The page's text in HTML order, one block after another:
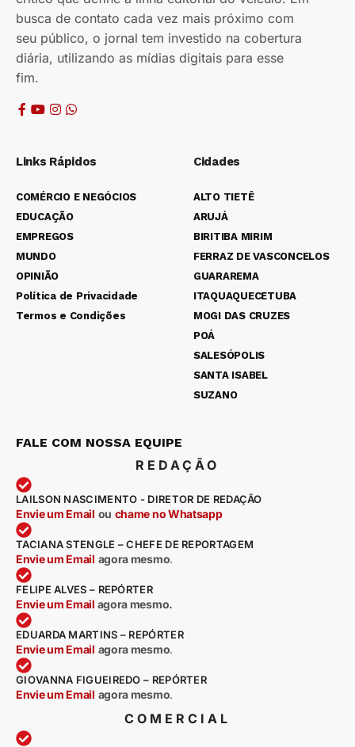
busca de contato cada vez mais próximo com
seu público, o jornal tem investido na cobertura
diária, utilizando as mídias digitais para esse
fim.
Links Rápidos
COMÉRCIO E NEGÓCIOS
EDUCAÇÃO
EMPREGOS
MUNDO
OPINIÃO
Política de Privacidade
Termos e Condições
Cidades
ALTO TIETÊ
ARUJÁ
BIRITIBA MIRIM
FERRAZ DE VASCONCELOS
GUARAREMA
ITAQUAQUECETUBA
MOGI DAS CRUZES
POÁ
SALESÓPOLIS
SANTA ISABEL
SUZANO
FALE COM NOSSA EQUIPE
REDAÇÃO
LAILSON NASCIMENTO - DIRETOR DE REDAÇÃO
Envie um Email ou chame no Whatsapp
TACIANA STENGLE – CHEFE DE REPORTAGEM
Envie um Email agora mesmo.
FELIPE ALVES – REPÓRTER
Envie um Email agora mesmo.
EDUARDA MARTINS – REPÓRTER
Envie um Email agora mesmo.
GIOVANNA FIGUEIREDO – REPÓRTER
Envie um Email agora mesmo.
COMERCIAL